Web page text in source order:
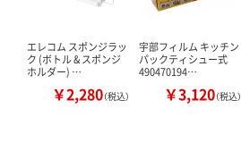
エレコム スポンジラッ
ク (ボトル & スポンジ
ホルダー) …
￥2,280（税込）
宇部フィルム キッチン
パックティシュー式
490470194…
￥3,120（税込）